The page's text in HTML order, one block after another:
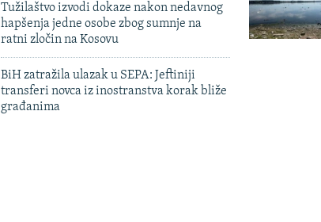
Tužilaštvo izvodi dokaze nakon nedavnog
hapšenja jedne osobe zbog sumnje na
ratni zločin na Kosovu
BiH zatražila ulazak u SEPA: Jeftiniji
transferi novca iz inostranstva korak bliže
građanima